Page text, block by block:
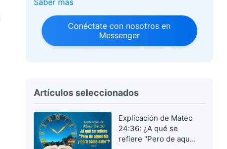
Saber más
Conéctate con nosotros en
Messenger
Artículos seleccionados
Explicación de Mateo
24:36: ¿A qué se
refiere "Pero de aquel